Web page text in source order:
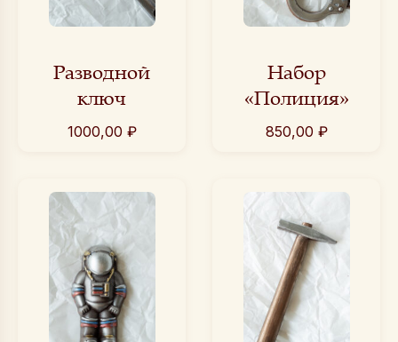
Разводной
ключ
1000,00 ₽
Набор
«Полиция»
850,00 ₽